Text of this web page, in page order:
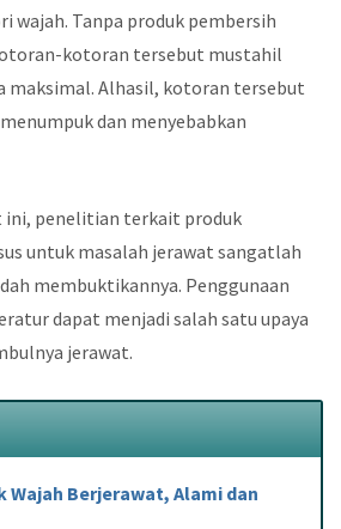
wajah. Tanpa produk pembersih
kotoran tersebut mustahil
maksimal. Alhasil, kotoran tersebut
dan menyebabkan
ini, penelitian terkait produk
untuk masalah jerawat sangatlah
membuktikannya. Penggunaan
dapat menjadi salah satu upaya
jerawat.
Wajah Berjerawat, Alami dan